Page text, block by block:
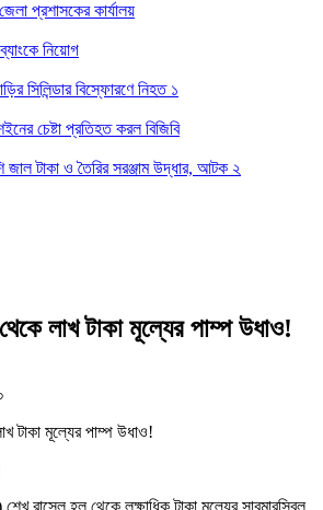
প্রশাসকের কার্যালয়
নিয়োগ
সিলিন্ডার বিস্ফোরণে নিহত ১
চেষ্টা প্রতিহত করল বিজিবি
জাল টাকা ও তৈরির সরঞ্জাম উদ্ধার, আটক ২
লাখ টাকা মূল্যের পাম্প উধাও!
শেখ রাসেল হল থেকে লক্ষাধিক টাকা মূল্যের সাবমারসিবল